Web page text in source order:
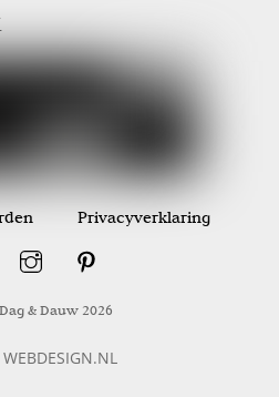
Privacyverklaring
& Dauw 2026